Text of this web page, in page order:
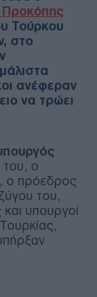
Προκόπης
Τούρκου
στο
ανέφεραν
να τρώει
του, ο
, ο πρόεδρος
του,
και υπουργοί